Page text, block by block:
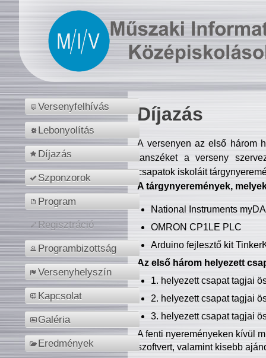
Versenyfelhívás
Lebonyolítás
Díjazás
Szponzorok
Program
Regisztráció
Programbizottság
Versenyhelyszín
Kapcsolat
Galéria
Eredmények
Díjazás
A versenyen az első három
tanszéket a verseny
csapatok iskoláit
A tárgynyeremények,
National Instruments
OMRON CP1LE PLC
Arduino fejlesztő kit
Az első három helyezett
1. helyezett csapat tagjai
2. helyezett csapat tagjai
3. helyezett csapat tagjai
A fenti nyereményeken kívül
szoftvert, valamint kisebb